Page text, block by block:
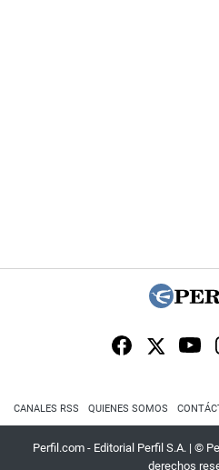
CANALES RSS QUIENES SOMOS
Perfil.com - Editorial Perfil S.A. | ©
derechos